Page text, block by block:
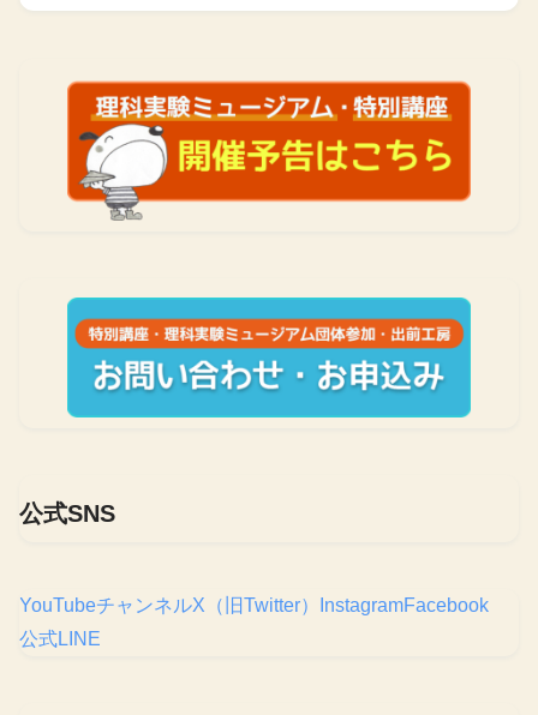
公式SNS
YouTubeチャンネルX（旧Twitter） InstagramFacebook
公式LINE